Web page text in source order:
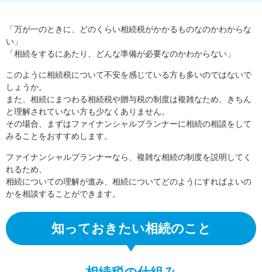
「万が一のときに、どのくらい相続税がかかるものなのかわからな
い」
「相続をするにあたり、どんな準備が必要なのかわからない」
このように相続税について不安を感じている方も多いのではないで
しょうか。
また、相続にまつわる相続税や贈与税の制度は複雑なため、きちん
と理解されていない方も少なくありません。
その場合、まずはファイナンシャルプランナーに相続の相談をして
みることをおすすめします。
ファイナンシャルプランナーなら、複雑な相続の制度を説明してく
れるため、
相続についての理解が進み、相続についてどのようにすればよいの
かを相談することができます。
知っておきたい相続のこと